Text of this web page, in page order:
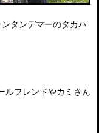
タンデマーのタカハ
ルフレンドやカミさん